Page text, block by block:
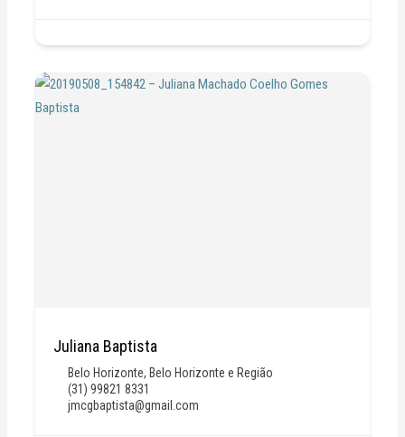
Juliana Baptista
Belo Horizonte, Belo Horizonte e Região
(31) 99821 8331
jmcgbaptista@gmail.com